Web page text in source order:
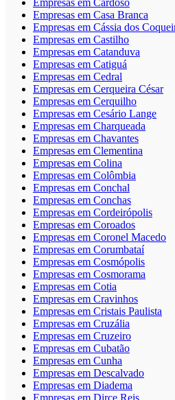
Empresas em Casa Branca
Empresas em Cássia dos
Empresas em Castilho
Empresas em Catanduva
Empresas em Catiguá
Empresas em Cedral
Empresas em Cerqueira César
Empresas em Cerquilho
Empresas em Cesário Lange
Empresas em Charqueada
Empresas em Chavantes
Empresas em Clementina
Empresas em Colina
Empresas em Colômbia
Empresas em Conchal
Empresas em Conchas
Empresas em Cordeirópolis
Empresas em Coroados
Empresas em Coronel Macedo
Empresas em Corumbataí
Empresas em Cosmópolis
Empresas em Cosmorama
Empresas em Cotia
Empresas em Cravinhos
Empresas em Cristais Paulista
Empresas em Cruzália
Empresas em Cruzeiro
Empresas em Cubatão
Empresas em Cunha
Empresas em Descalvado
Empresas em Diadema
Empresas em Dirce Reis